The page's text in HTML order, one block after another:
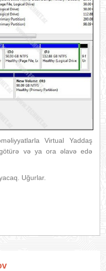
Virtual Yaddaş
götürə və ya ora əlavə edə
Uğurlar.